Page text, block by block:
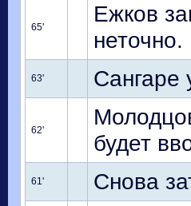
65'
Ежков
неточно.
63' Сангаре
62'
будет
61' Снова